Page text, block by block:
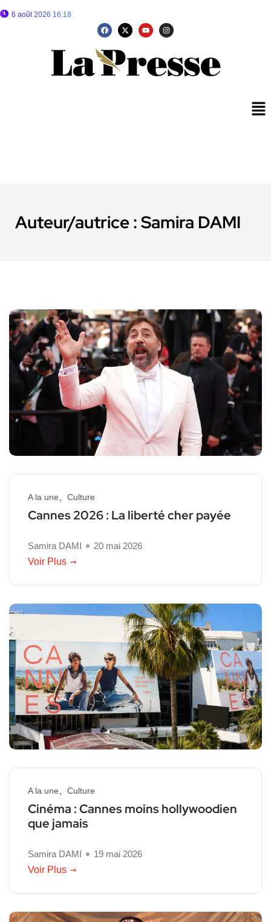
6 août 2026 16:18
Auteur/autrice :Samira DAMI
A la une Culture
Cannes 2026 : La liberté cher payée
Samira DAMI
20 mai 2026
Voir Plus
A la une Culture
Cinéma : Cannes moins hollywoodien
que jamais
Samira DAMI
19 mai 2026
Voir Plus